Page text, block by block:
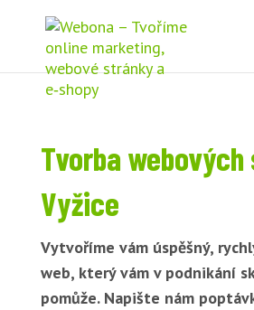
Tvorba
Vyžice
Vytvoříme vám úspěšný,
web, který vám v podnikání
pomůže. Napište nám